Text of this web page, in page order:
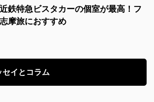
鉄特急ビスタカーの個室が最高！フ
摩旅におすすめ
セイとコラム